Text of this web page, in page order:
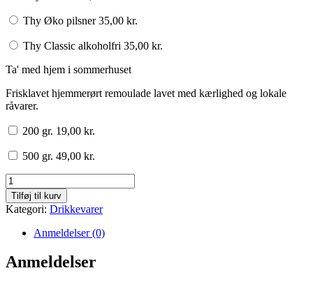
Thy Øko pilsner 35,00 kr.
Thy Classic alkoholfri 35,00 kr.
Ta' med hjem i sommerhuset
Frisklavet hjemmerørt remoulade lavet med kærlighed og lokale
råvarer.
200 gr. 19,00 kr.
500 gr. 49,00 kr.
Flaskeøl
antal
Tilføj til kurv
Kategori: Drikkevarer
Anmeldelser (0)
Anmeldelser